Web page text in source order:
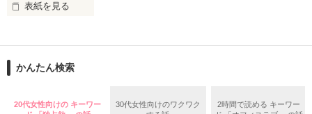
2026.6.5～2026.7.25
表紙を見る
ションの企画戦略室で働いている。
めた、同期で恋人の石垣守（26）がいるのだが、後輩の姫原由
いた。
守と由羅から『便利屋雛子』と馬鹿にされ、一人こっそり泣い
かんたん検索
20代女性向けの キーワー
30代女性向けのワクワク
2時間で読める キーワー